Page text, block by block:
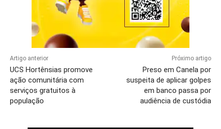
Artigo anterior
UCS Hortênsias promove
ação comunitária com
serviços gratuitos à
população
Próximo artigo
Preso em Canela por
suspeita de aplicar golpes
em banco passa por
audiência de custódia